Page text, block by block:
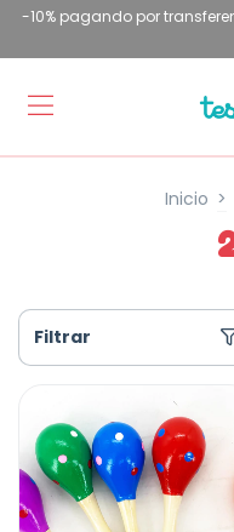
-10% pagando por
Inicio >
Filtrar